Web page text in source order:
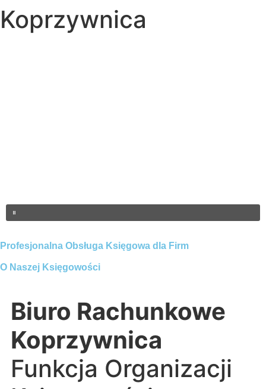
Koprzywnica
Profesjonalna Obsługa Księgowa dla Firm
O Naszej Księgowości
Biuro Rachunkowe
Koprzywnica
Funkcja Organizacji